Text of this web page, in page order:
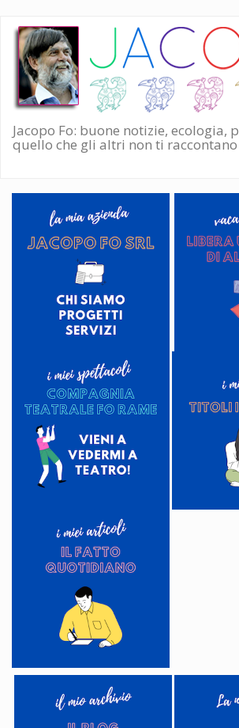
Salta
contenuto
principale
Jacopo Fo: buone notizie,
quello che gli altri non ti raccontano